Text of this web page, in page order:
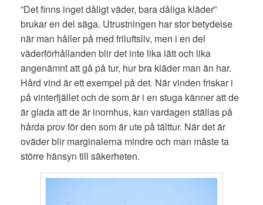
”Det finns inget dåligt väder, bara dåliga kläder”
brukar en del säga. Utrustningen har stor betydelse
när man håller på med friluftsliv, men i en del
väderförhållanden blir det inte lika lätt och lika
angenämnt att gå på tur, hur bra kläder man än har.
Hård vind är ett exempel på det. När vinden friskar i
på vinterfjället och de som är i en stuga känner att de
är glada att de är inomhus, kan vardagen ställas på
hårda prov för den som är ute på tälttur. När det är
oväder blir marginalerna mindre och man måste ta
större hänsyn till säkerheten.